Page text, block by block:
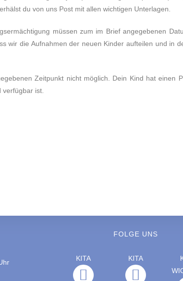
du von uns Post mit allen wichtigen Unterlagen.
müssen zum im Brief angegebenen
wir die Aufnahmen der neuen Kinder aufteilen und in
Zeitpunkt nicht möglich. Dein Kind hat einen
verfügbar ist.
FOLGE UNS
KITA KITA